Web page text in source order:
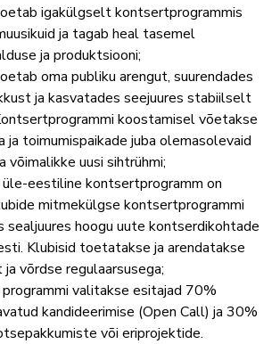
igakülgselt kontsertprogrammis
ja tagab heal tasemel
ja produktsiooni;
oma publiku arengut, suurendades
ja kasvatades seejuures stabiilselt
koostamisel võetakse
ja toimumispaikade juba olemasolevaid
võimalikke uusi sihtrühmi;
üle-eestiline kontsertprogramm on
mitmekülgse kontsertprogrammi
sealjuures hoogu uute kontserdikohtade
Klubisid toetatakse ja arendatakse
võrdse regulaarsusega;
programmi valitakse esitajad 70%
kandideerimise (Open Call) ja 30%
või eriprojektide.